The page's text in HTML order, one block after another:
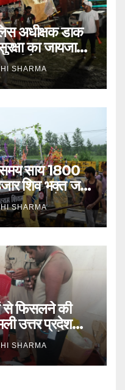
अधीक्षक डाक
का जायजा
जीरो ग्राउंड पर
SHARMA
साय 1800
शिव भक्त जल
कर चुके
SHARMA
से फिसलने की
उत्तर प्रदेश
पर गहरी चोट आ
SHARMA